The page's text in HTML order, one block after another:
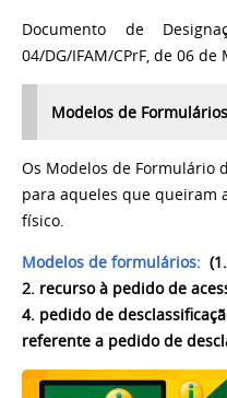
Documento de
04/DG/IFAM/CPrF, de 06 de
Modelos de Formulários
Os Modelos de Formulário
para aqueles que queiram
físico.
Modelos de formulários:
2. recurso à pedido de
4. pedido de
referente a pedido de